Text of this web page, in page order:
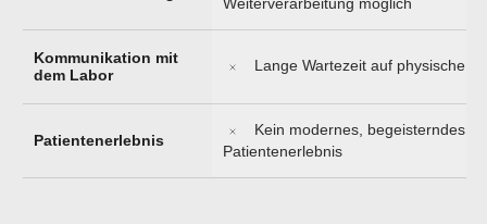
Weiterverarbeitung möglich
Kommunikation mit
dem Labor
Lange Wartezeit auf physische
Patientenerlebnis
Kein modernes, begeisterndes
Patientenerlebnis